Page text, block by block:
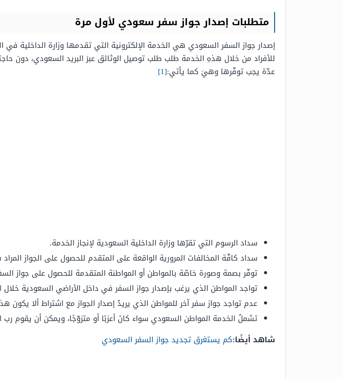
متطلبات إصدار جواز سفر سعودي لأول مرة
إصدار جواز السفر السعودي هي الخدمة الإلكترونية التي تقدمها وزارة الداخلية
للأفراد من خلال هذهِ الخدمة طلب طلب توصيل الوثائق عبرَ البريد السعودي، دون
عدّة يجب توفّرها وهيَ كما يأتي:[1]
سداد الرسوم التي تقرّها وزارة الداخلية السعودية لإنجاز الخدمة.
سداد كافّة المخالفات المرورية الواقعة على المتقدم للحصول على الجواز
توفّر بصمة وصورة خاصّة بالمواطن أو المواطنة المتقدمة للحصول على جواز
تواجد المواطن الذي يرغب بإصدار جواز السفر في داخل الأراضي السعودية خلال
عدم تواجد جواز سفر آخر للمواطن الذي يريدُ إصدار الجواز مع اشتراط ألا يكون
تشملُ الخدمة المواطن السعودي سواء كانَ أعزبًا أو متزوّجًا، ويمكن أن يقوم رب
شاهد أيضًا:كم يستغرق تجديد جواز السفر السعودي